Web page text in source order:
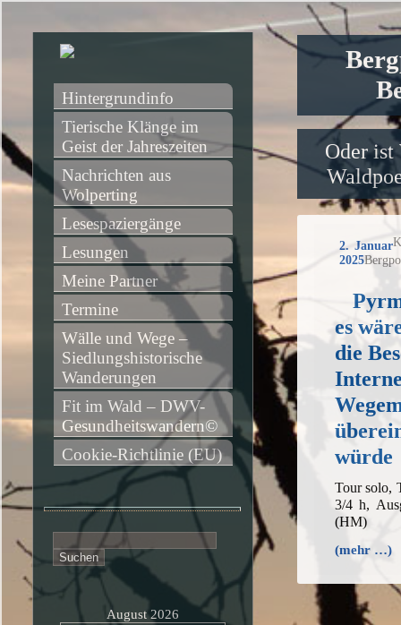
Oder ist
2. Januar
2025
es
die
würde
Tour solo,
3/4 h,
(HM)
(mehr …)
Hintergrundinfo
Tierische Klänge im
Geist der Jahreszeiten
Nachrichten aus
Wolperting
Lesespaziergänge
Lesungen
Meine Partner
Termine
Wälle und Wege –
Siedlungshistorische
Wanderungen
Fit im Wald – DWV-
Gesundheitswandern©
Cookie-Richtlinie (EU)
nach:
August 2026